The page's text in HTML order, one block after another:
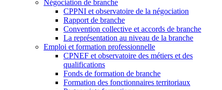
Négociation de branche
CPPNI et observatoire de la négociation
Rapport de branche
Convention collective et accords de branche
La représentation au niveau de la branche
Emploi et formation professionnelle
CPNEF et observatoire des métiers et des
qualifications
Fonds de formation de branche
Formation des fonctionnaires territoriaux